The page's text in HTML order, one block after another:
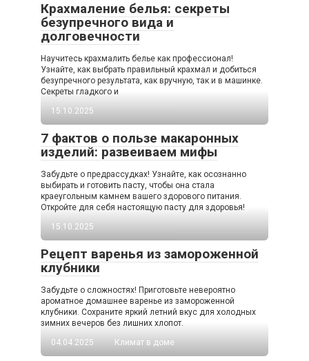
Крахмаление белья: секреты
безупречного вида и
долговечности
Научитесь крахмалить белье как профессионал!
Узнайте, как выбрать правильный крахмал и добиться
безупречного результата, как вручную, так и в машинке.
Секреты гладкого и
15.10.2025
7 фактов о пользе макаронных
изделий: развеиваем мифы
Забудьте о предрассудках! Узнайте, как осознанно
выбирать и готовить пасту, чтобы она стала
краеугольным камнем вашего здорового питания.
Откройте для себя настоящую пасту для здоровья!
15.10.2025
Рецепт варенья из замороженной
клубники
Забудьте о сложностях! Приготовьте невероятно
ароматное домашнее варенье из замороженной
клубники. Сохраните яркий летний вкус для холодных
зимних вечеров без лишних хлопот.
04.04.2025
Климат в доме